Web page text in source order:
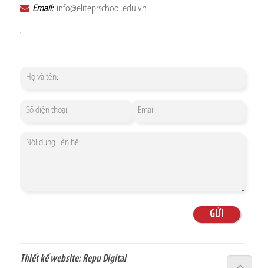
Email: info@eliteprschool.edu.vn
Thiết kế website:Repu Digital